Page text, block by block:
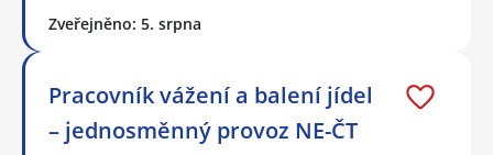
Zveřejněno: 5. srpna
Pracovník vážení a balení jídel
– jednosměnný provoz NE-ČT